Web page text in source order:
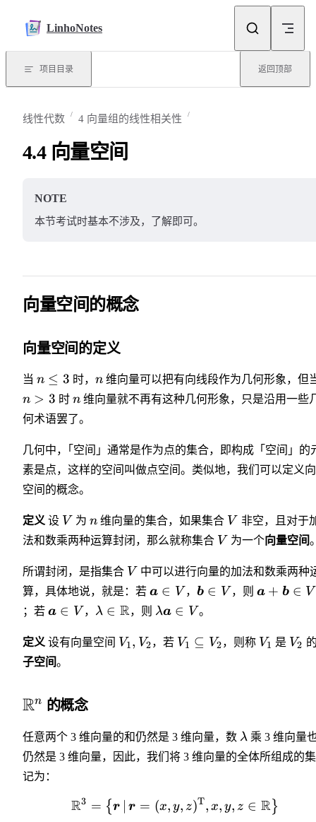
LinhoNotes
项目目录 返回顶部
线性代数 4 向量组的线性相关性
4.4 向量空间
NOTE
本节考试时基本不涉及，了解即可。
向量空间的概念
向量空间的定义
当 n ≤ 3 时， n维向量可以把有向线段作为几何形象，但
n > 3 时 n维向量就不再有这种几何形象，只是沿用一些
何术语罢了。
几何中， 「 空间」通常是作为点的集合，即构成「空间」的
素是点，这样的空间叫做点空间。类似地，我们可以定义
空间的概念。
定义 设 V 为n 维向量的集合，如果集合 V 非空，且对于
法和数乘两种运算封闭，那么就称集合 V 为一个向量空间
所谓封闭，是指集合 V 中可以进行向量的加法和数乘两种
算，具体地说，就是：若 a ∈ V ，b ∈ V ，则a + b ∈ V
；若 a ∈ V ， λ ∈ R，则 λa ∈ V 。
定义 设有向量空间 V1, V2 ，若 V1 ⊆ V2，则称 V1 是 V2
子空间。
Rn 的概念
任意两个 3 维向量的和仍然是 3 维向量，数 λ 乘 3 维向量
仍然是 3 维向量，因此，我们将 3 维向量的全体所组成的
记为：
R3 = {r r = (x, y, z)T, x, y, z ∈ R}